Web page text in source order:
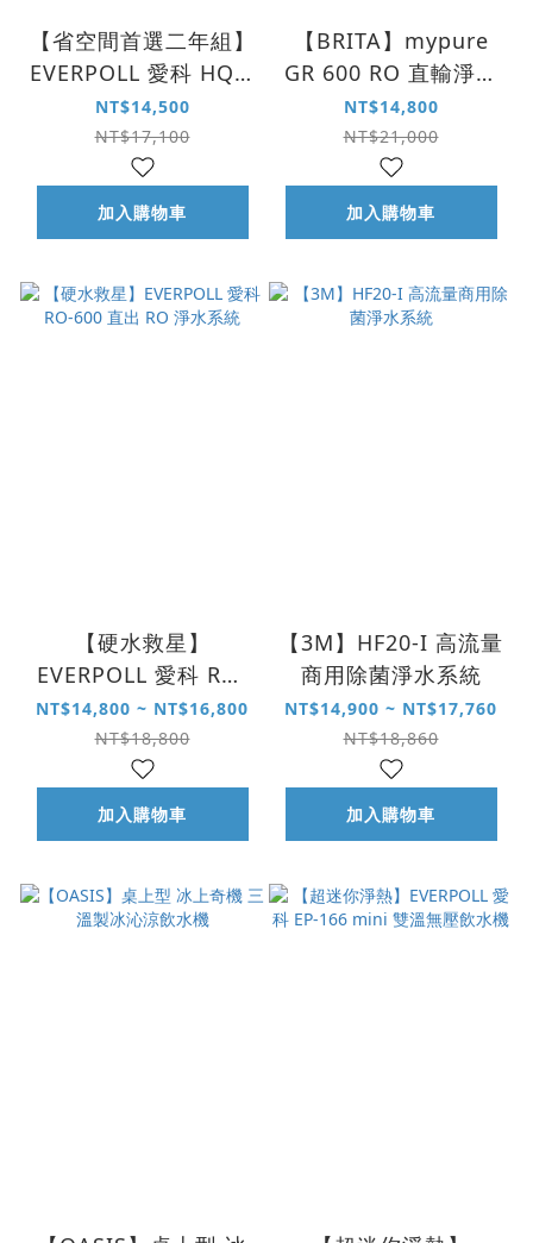
【省空間首選二年組】
EVERPOLL 愛科 HQF-
4000 4 合 1 多功能抑
垢淨水系統
NT$14,500
NT$17,100
加入購物車
【BRITA】mypure
GR 600 RO 直輸淨水
系統
NT$14,800
NT$21,000
加入購物車
【硬水救星】
EVERPOLL 愛科 RO-
600 直出 RO 淨水系
統
NT$14,800 ~ NT$16,800
NT$18,800
加入購物車
【3M】HF20-I 高流量
商用除菌淨水系統
NT$14,900 ~ NT$17,760
NT$18,860
加入購物車